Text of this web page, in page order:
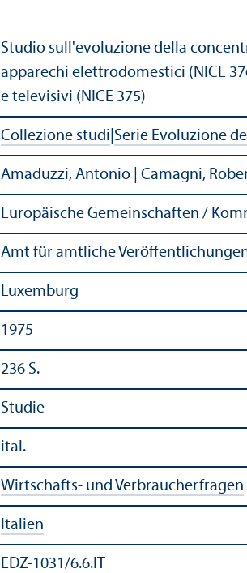
Studio sull'evoluzione della
apparechi elettrodomestici (NICE
e televisivi (NICE 375)
Collezione studi Serie Evoluzione
Amaduzzi, Antonio | Camagni,
Europäische Gemeinschaften /
Amt für amtliche
Luxemburg
1975
236 S.
Studie
ital.
Wirtschafts- und Verbraucherfragen
Italien
EDZ-1031/6.6.IT